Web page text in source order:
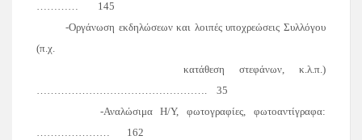
…………
145
-Οργάνωση εκδηλώσεων και λοιπές υποχρεώσεις Συλλόγου
(π.χ.
κατάθεση στεφάνων, κ.λ.π.)
………………………………………….
35
-Αναλώσιμα Η/Υ, φωτογραφίες, φωτοαντίγραφα:
…………………
162